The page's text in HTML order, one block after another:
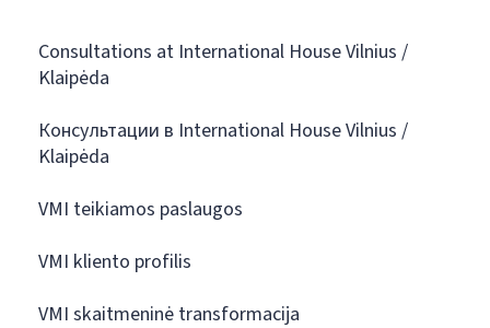
Consultations at International House Vilnius /
Klaipėda
Консультации в International House Vilnius /
Klaipėda
VMI teikiamos paslaugos
VMI kliento profilis
VMI skaitmeninė transformacija